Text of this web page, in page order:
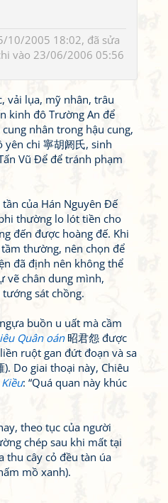
10/2005 18:02, đã sửa
vào 23/06/2006 05:56
vải lụa, mỹ nhân, trâu
kinh đô Trường An để
nhân trong hậu cung,
chi 寧胡阏氏, sinh
Vũ Để để tránh phạm
của Hán Nguyên Đế
thường lo lót tiền cho
đến được hoàng đế. Khi
thường, nên chọn để
đã định nên không thể
vẽ chân dung mình,
sát chồng.
buồn u uất mà cầm
Quân oán昭君怨 được
ruột gan đứt đoạn và sa
Do giai thoại này, Chiêu
: “Quá quan này khúc
theo tục của người
chép sau khi mất tại
thu cây cỏ đều tàn úa
mồ xanh).